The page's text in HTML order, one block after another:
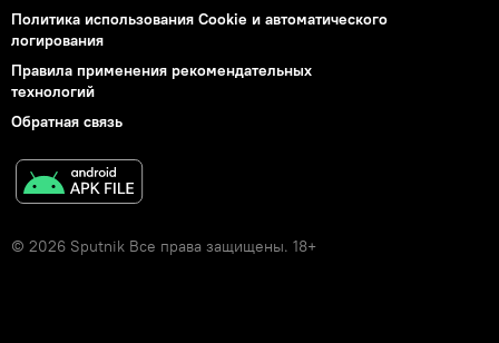
Политика использования Cookie и автоматического
логирования
Правила применения рекомендательных
технологий
Обратная связь
© 2026 Sputnik Все права защищены. 18+